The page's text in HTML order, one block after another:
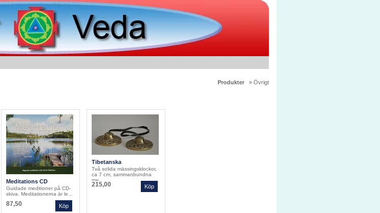
Produkter » Övrigt
Meditations CD
Guidade meditioner på CD-
skiva. Meditationerna är le...
87,50
Tibetanska
tempelklockor, ett par
med rem
Två solida mässingsklockor,
ca 7 cm, sammanbundna
me...
215,00